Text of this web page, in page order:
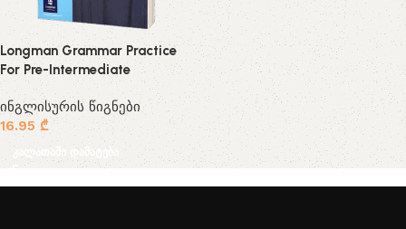
Longman Grammar Practice
For Pre-Intermediate
ინგლისურის წიგნები
16.95₾
კალათაში დამატება